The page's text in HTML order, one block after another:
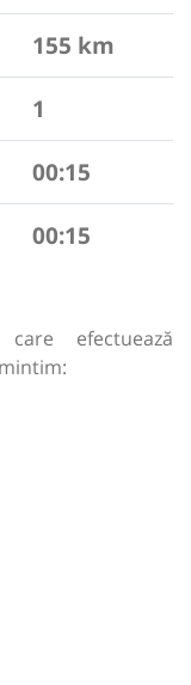
155 km
1
00:15
00:15
care efectuează